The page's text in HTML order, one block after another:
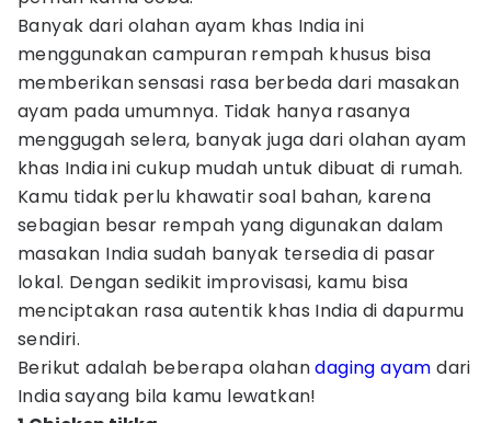
Banyak dari olahan ayam khas India ini
menggunakan campuran rempah khusus bisa
memberikan sensasi rasa berbeda dari masakan
ayam pada umumnya. Tidak hanya rasanya
menggugah selera, banyak juga dari olahan ayam
khas India ini cukup mudah untuk dibuat di rumah.
Kamu tidak perlu khawatir soal bahan, karena
sebagian besar rempah yang digunakan dalam
masakan India sudah banyak tersedia di pasar
lokal. Dengan sedikit improvisasi, kamu bisa
menciptakan rasa autentik khas India di dapurmu
sendiri.
Berikut adalah beberapa olahandaging ayam dari
India sayang bila kamu lewatkan!